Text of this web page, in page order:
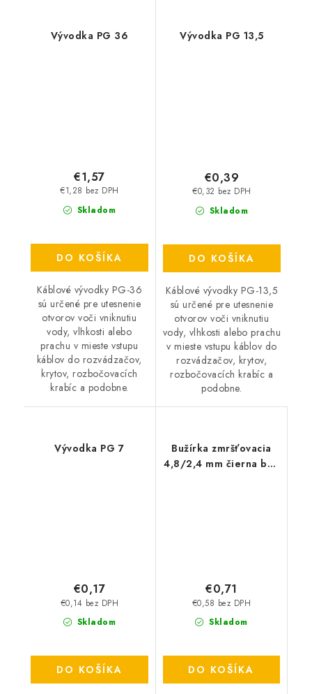
Vývodka PG 36
Skladom
€1,28 bez DPH
€1,57
DO KOŠÍKA
Káblové vývodky PG-36
sú určené pre utesnenie
otvorov voči vniknutiu
vody, vlhkosti alebo
prachu v mieste vstupu
káblov do rozvádzačov,
krytov, rozbočovacích
krabíc a podobne.
Vývodka PG 13,5
Skladom
€0,32 bez DPH
€0,39
DO KOŠÍKA
Káblové vývodky PG-13,5
sú určené pre utesnenie
otvorov voči vniknutiu
vody, vlhkosti alebo prachu
v mieste vstupu káblov do
rozvádzačov, krytov,
rozbočovacích krabíc a
podobne.
Vývodka PG 7
Skladom
€0,14 bez DPH
€0,17
DO KOŠÍKA
Bužírka zmršťovacia
4,8/2,4 mm čierna bez
Skladom
€0,58 bez DPH
€0,71
DO KOŠÍKA